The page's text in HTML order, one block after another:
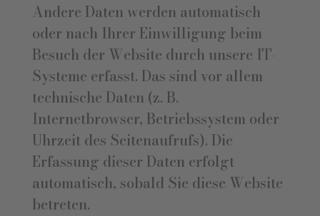
Andere Daten werden automatisch
oder nach Ihrer Einwilligung beim
Besuch der Website durch unsere IT-
Systeme erfasst. Das sind vor allem
technische Daten (z. B.
Internetbrowser, Betriebssystem oder
Uhrzeit des Seitenaufrufs). Die
Erfassung dieser Daten erfolgt
automatisch, sobald Sie diese Website
betreten.